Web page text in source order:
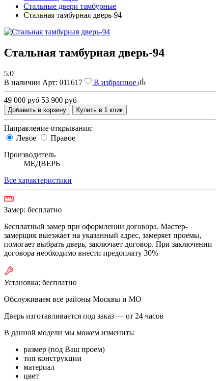
Стальные двери тамбурные
Стальная тамбурная дверь-94
Стальная тамбурная дверь-94
5.0
В наличии Арт: 011617 В избранное
49 000 руб 53 900 руб
Добавить в корзину Купить в 1 клик
Направление открывания:
Левое
Правое
Производитель
МЕДВЕРЬ
Все характеристики
Замер: бесплатно
Бесплатный замер при оформлении договора. Мастер-
замерщик выезжает на указанный адрес, замеряет проемы,
помогает выбрать дверь, заключает договор. При заключении
договора необходимо внести предоплату 30%
Установка: бесплатно
Обслуживаем все районы Москвы и МО
Дверь изготавливается под заказ — от 24 часов
В данной модели мы можем изменить:
размер (под Ваш проем)
тип конструкции
материал
цвет